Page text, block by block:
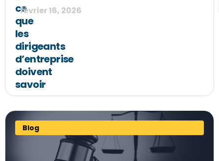
ce
que
les
dirigeants
d’entreprise
doivent
savoir
février 16, 2026
Blog